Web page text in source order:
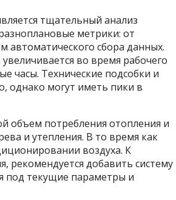
тщательный анализ
метрики: от
автоматического сбора данных.
во время рабочего
часы. Технические подсобки и
однако могут иметь пики в
объем потребления отопления и
и утепления. В то время как
воздуха. К
добавить систему
под текущие параметры и